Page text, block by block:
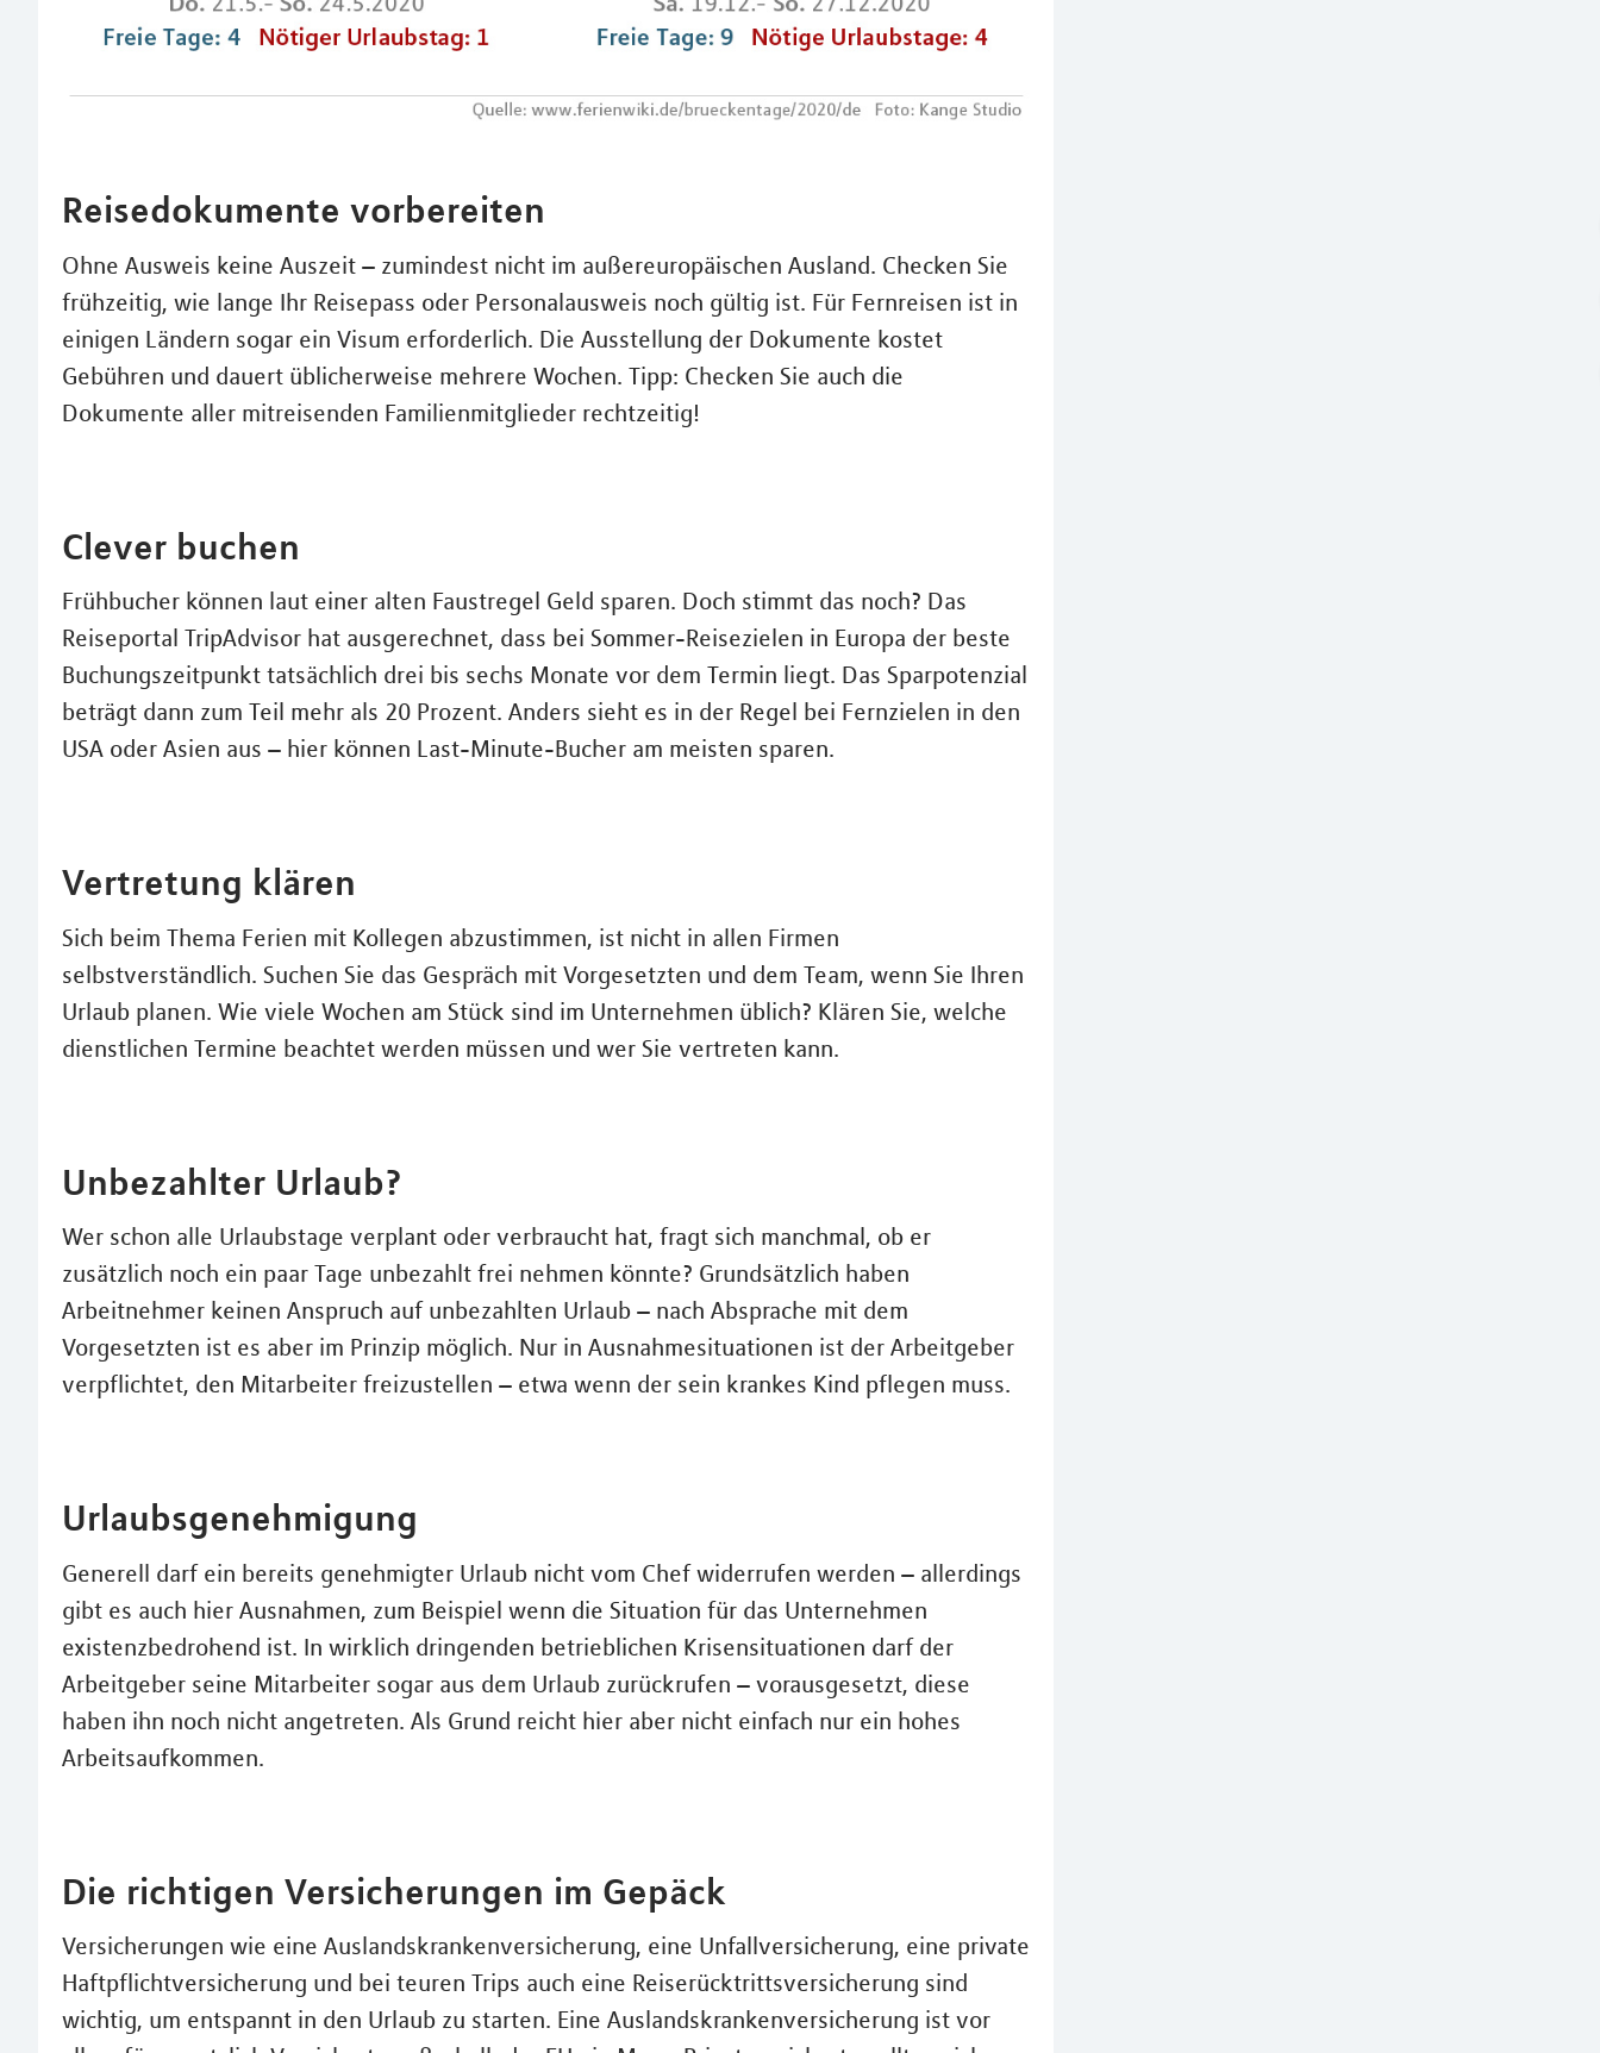
Reisedokumente vorbereiten
Ohne Ausweis keine Auszeit – zumindest nicht im außereuropäischen Ausland. Checken Sie
frühzeitig, wie lange Ihr Reisepass oder Personalausweis noch gültig ist. Für Fernreisen ist in
einigen Ländern sogar ein Visum erforderlich. Die Ausstellung der Dokumente kostet
Gebühren und dauert üblicherweise mehrere Wochen. Tipp: Checken Sie auch die
Dokumente aller mitreisenden Familienmitglieder rechtzeitig!
Clever buchen
Frühbucher können laut einer alten Faustregel Geld sparen. Doch stimmt das noch? Das
Reiseportal TripAdvisor hat ausgerechnet, dass bei Sommer-Reisezielen in Europa der beste
Buchungszeitpunkt tatsächlich drei bis sechs Monate vor dem Termin liegt. Das Sparpotenzial
beträgt dann zum Teil mehr als 20 Prozent. Anders sieht es in der Regel bei Fernzielen in den
USA oder Asien aus – hier können Last-Minute-Bucher am meisten sparen.
Vertretung klären
Sich beim Thema Ferien mit Kollegen abzustimmen, ist nicht in allen Firmen
selbstverständlich. Suchen Sie das Gespräch mit Vorgesetzten und dem Team, wenn Sie Ihren
Urlaub planen. Wie viele Wochen am Stück sind im Unternehmen üblich? Klären Sie, welche
dienstlichen Termine beachtet werden müssen und wer Sie vertreten kann.
Unbezahlter Urlaub?
Wer schon alle Urlaubstage verplant oder verbraucht hat, fragt sich manchmal, ob er
zusätzlich noch ein paar Tage unbezahlt frei nehmen könnte? Grundsätzlich haben
Arbeitnehmer keinen Anspruch auf unbezahlten Urlaub – nach Absprache mit dem
Vorgesetzten ist es aber im Prinzip möglich. Nur in Ausnahmesituationen ist der Arbeitgeber
verpflichtet, den Mitarbeiter freizustellen – etwa wenn der sein krankes Kind pflegen muss.
Urlaubsgenehmigung
Generell darf ein bereits genehmigter Urlaub nicht vom Chef widerrufen werden – allerdings
gibt es auch hier Ausnahmen, zum Beispiel wenn die Situation für das Unternehmen
existenzbedrohend ist. In wirklich dringenden betrieblichen Krisensituationen darf der
Arbeitgeber seine Mitarbeiter sogar aus dem Urlaub zurückrufen – vorausgesetzt, diese
haben ihn noch nicht angetreten. Als Grund reicht hier aber nicht einfach nur ein hohes
Arbeitsaufkommen.
Die richtigen Versicherungen im Gepäck
Versicherungen wie eine Auslandskrankenversicherung, eine Unfallversicherung, eine private
Haftpflichtversicherung und bei teuren Trips auch eine Reiserücktrittsversicherung sind
wichtig, um entspannt in den Urlaub zu starten. Eine Auslandskrankenversicherung ist vor